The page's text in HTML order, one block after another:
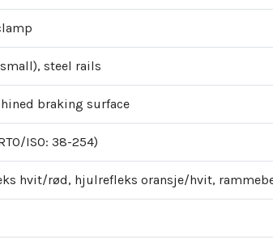
steel rails
braking surface
ISO: 38-254)
hvit/rød, hjulrefleks oransje/hvit,